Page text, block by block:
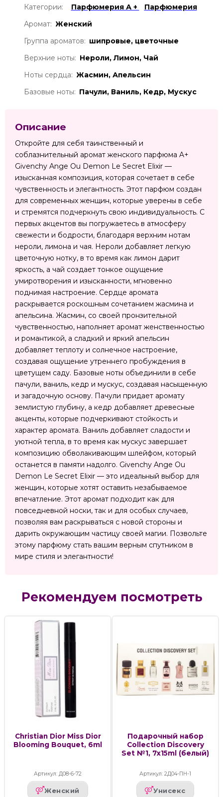
Категории:
Парфюмерия А +
Парфюмерия
Аромат: Женский
Группа ароматов: шипровые, цветочные
Верхние ноты: Нероли, Лимон, Чай
Ноты сердца: Жасмин, Апельсин
Базовые ноты: Пачули, Ваниль, Кедр, Мускус
Описание
Откройте для себя таинственный и
соблазнительный аромат женского парфюма A+
Givenchy Ange Ou Demon Le Secret Elixir —
изысканная композиция, которая сочетает в себе
чувственность и элегантность. Этот парфюм создан
для современных женщин, которые уверены в себе
и стремятся подчеркнуть свою индивидуальность. С
первых акцентов вы погружаетесь в атмосферу
свежести и бодрости, благодаря верхним нотам
нероли, лимона и чая. Нероли добавляет легкую
цветочную нотку, в то время как лимон дарит
яркость, а чай создает тонкое ощущение
умиротворения и изысканности, мгновенно
поднимая настроение. Сердце аромата
раскрывается роскошным сочетанием жасмина и
апельсина. Жасмин, со своей пронзительной
чувственностью, наполняет аромат женственностью
и романтикой, а сладкий и яркий апельсин
добавляет теплоту и солнечное настроение,
создавая ощущение утреннего пробуждения в
цветущем саду. Базовые ноты объединили в себе
пачули, ваниль, кедр и мускус, создавая насыщенную
и загадочную основу. Пачули придает аромату
землистую глубину, а кедр добавляет древесные
акценты, которые подчеркивают стойкость и
характер аромата. Ваниль добавляет сладости и
уютной тепла, в то время как мускус завершает
композицию обволакивающим шлейфом, который
останется в памяти надолго. Givenchy Ange Ou
Demon Le Secret Elixir — это идеальный выбор для
женщин, которые хотят оставить незабываемое
впечатление. Этот аромат подходит как для
повседневной носки, так и для особых случаев,
позволяя вам раскрываться с новой стороны и
дарить окружающим частицу своей магии. Позвольте
этому парфюму стать вашим верным спутником в
мире стиля и элегантности!
Рекомендуем посмотреть
Christian Dior Miss Dior
Blooming Bouquet, 6ml
Артикул: Д08-6-72
Женский
Подарочный набор
Collection Discovery
Set №1, 7x15ml (белый)
Артикул: 2Д04-ПН-1
Унисекс